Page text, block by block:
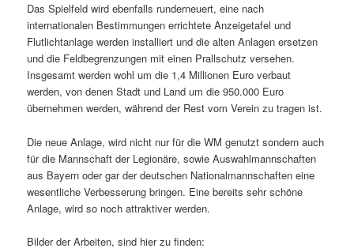
Das Spielfeld wird ebenfalls runderneuert, eine nach
internationalen Bestimmungen errichtete Anzeigetafel und
Flutlichtanlage werden installiert und die alten Anlagen ersetzen
und die Feldbegrenzungen mit einen Prallschutz versehen.
Insgesamt werden wohl um die 1,4 Millionen Euro verbaut
werden, von denen Stadt und Land um die 950.000 Euro
übernehmen werden, während der Rest vom Verein zu tragen ist.
Die neue Anlage, wird nicht nur für die WM genutzt sondern auch
für die Mannschaft der Legionäre, sowie Auswahlmannschaften
aus Bayern oder gar der deutschen Nationalmannschaften eine
wesentliche Verbesserung bringen. Eine bereits sehr schöne
Anlage, wird so noch attraktiver werden.
Bilder der Arbeiten, sind hier zu finden: